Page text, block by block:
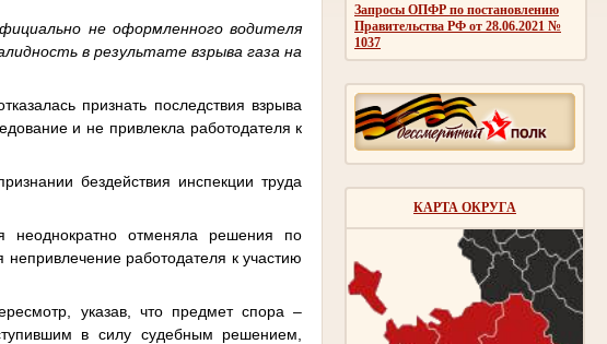
Запросы ОПФР по постановлению
Правительства РФ от 28.06.2021 №
1037
КАРТА ОКРУГА
не оформленного водителя
в результате взрыва газа на
признать последствия взрыва
и не привлекла работодателя к
бездействия инспекции труда
неоднократно отменяла решения по
работодателя к участию
указав, что предмет спора –
в силу судебным решением,